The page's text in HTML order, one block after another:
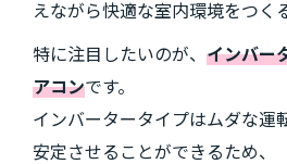
えながら快適な室内環境をつく
特に注目したいのが、 インバー
アコンです。
インバータータイプはムダな運
安定させることができるため、